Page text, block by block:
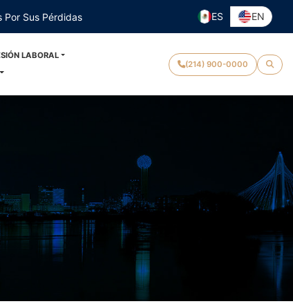
Por Sus Pérdidas ES EN
LABORAL
(214) 900-0000